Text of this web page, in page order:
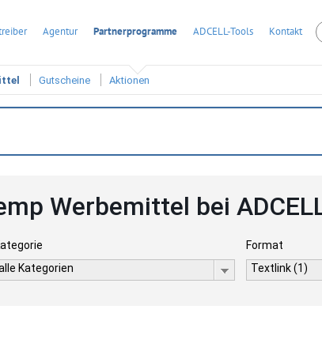
Agentur Partnerprogramme ADCELL-Tools Kontakt
Gutscheine Aktionen
Werbemittel bei
Kategorien
Format
Textlink (1)